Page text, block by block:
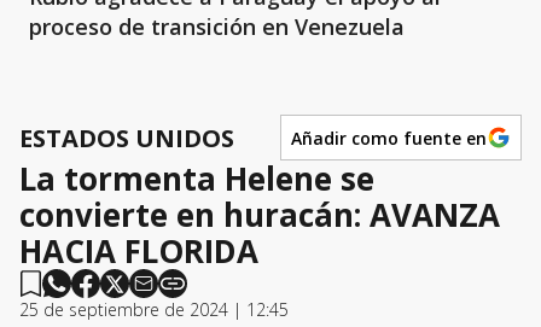
proceso de transición en Venezuela
ESTADOS UNIDOS Añadir como fuente en
La tormenta Helene se
convierte en huracán: AVANZA
HACIA FLORIDA
25 de septiembre de 2024 | 12:45